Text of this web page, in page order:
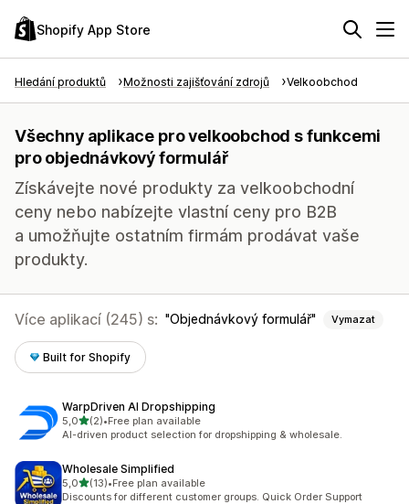
Shopify App Store
Hledání produktů Možnosti zajišťování zdrojů Velkoobchod
Všechny aplikace pro velkoobchod s funkcemi
pro objednávkový formulář
Získávejte nové produkty za velkoobchodní
ceny nebo nabízejte vlastní ceny pro B2B
a umožňujte ostatním firmám prodávat vaše
produkty.
Více aplikací (245) s: Objednávkový formulář Vymazat
Built for Shopify
WarpDriven AI Dropshipping
5,0z 5 hvězd
(2)
Celkový počet recenzí: 2
•Free plan available
AI-driven product selection for dropshipping & wholesale.
Wholesale Simplified
5,0z 5 hvězd
(13)
Celkový počet recenzí: 13
•Free plan available
Discounts for different customer groups. Quick Order Support